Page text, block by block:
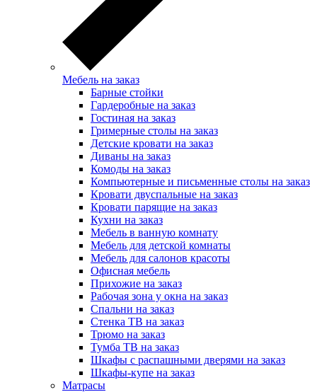
Мебель на заказ
Барные стойки
Гардеробные на заказ
Гостиная на заказ
Гримерные столы на заказ
Детские кровати на заказ
Диваны на заказ
Комоды на заказ
Компьютерные и письменные столы на заказ
Кровати двуспальные на заказ
Кровати парящие на заказ
Кухни на заказ
Мебель в ванную комнату
Мебель для детской комнаты
Мебель для салонов красоты
Офисная мебель
Прихожие на заказ
Рабочая зона у окна на заказ
Спальни на заказ
Стенка ТВ на заказ
Трюмо на заказ
Тумба ТВ на заказ
Шкафы с распашными дверями на заказ
Шкафы-купе на заказ
Матрасы